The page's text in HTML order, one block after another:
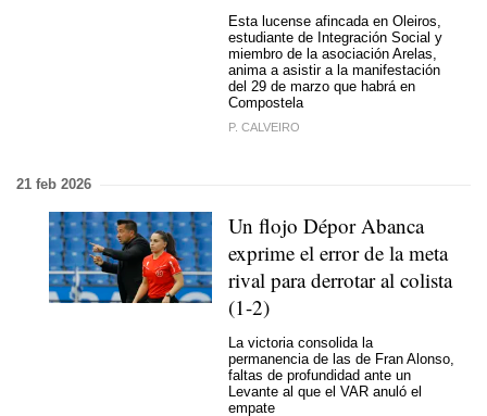
Esta lucense afincada en Oleiros,
estudiante de Integración Social y
miembro de la asociación Arelas,
anima a asistir a la manifestación
del 29 de marzo que habrá en
Compostela
P. CALVEIRO
21 feb 2026
Un flojo Dépor Abanca
exprime el error de la meta
rival para derrotar al colista
(1-2)
La victoria consolida la
permanencia de las de Fran Alonso,
faltas de profundidad ante un
Levante al que el VAR anuló el
empate